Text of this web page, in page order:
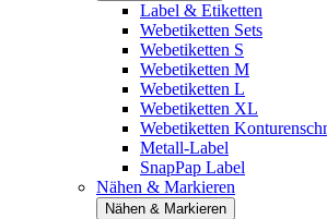
Label & Etiketten
Webetiketten Sets
Webetiketten S
Webetiketten M
Webetiketten L
Webetiketten XL
Webetiketten
Metall-Label
SnapPap Label
Nähen & Markieren
Nähen & Markieren